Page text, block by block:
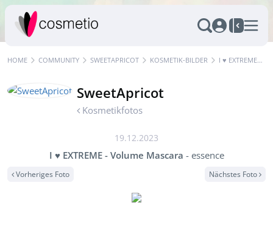
HOME COMMUNITY SWEETAPRICOT KOSMETIK-BILDER I ♥ EXTREME - VOLUME MASCARA - ESSENCE
SweetApricot
Kosmetikfotos
19.12.2023
I ♥ EXTREME - Volume Mascara - essence
Vorheriges Foto Nächstes Foto